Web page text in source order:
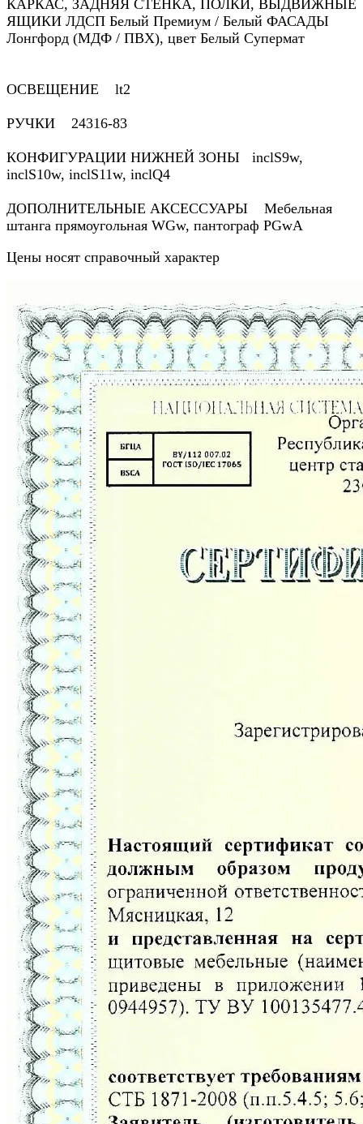
КАРКАС, ЗАДНЯЯ СТЕНКА, ПОЛКИ, ВЫДВИЖНЫЕ
ЯЩИКИ ЛДСП Белый Премиум / Белый ФАСАДЫ
Лонгфорд (МДФ / ПВХ), цвет Белый Супермат
ОСВЕЩЕНИЕ lt2
РУЧКИ 24316-83
КОНФИГУРАЦИИ НИЖНЕЙ ЗОНЫ inclS9w,
inclS10w, inclS11w, inclQ4
ДОПОЛНИТЕЛЬНЫЕ АКСЕССУАРЫ Мебельная
штанга прямоугольная WGw, пантограф PGwA
Цены носят справочный характер